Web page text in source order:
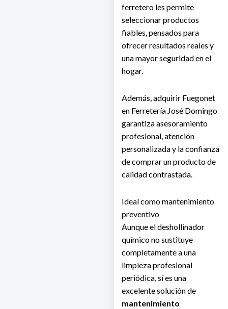
ferretero les permite
seleccionar productos
fiables, pensados para
ofrecer resultados reales y
una mayor seguridad en el
hogar.
Además, adquirir Fuegonet
en Ferretería José Domingo
garantiza asesoramiento
profesional, atención
personalizada y la confianza
de comprar un producto de
calidad contrastada.
Ideal como mantenimiento
preventivo
Aunque el deshollinador
químico no sustituye
completamente a una
limpieza profesional
periódica, sí es una
excelente solución de
mantenimiento